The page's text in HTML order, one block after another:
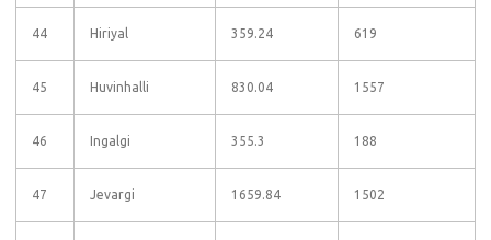
44 Hiriyal 359.24 619
45 Huvinhalli 830.04 1557
46 Ingalgi 355.3 188
47 Jevargi 1659.84 1502